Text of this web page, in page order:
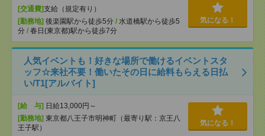
[交通費]支給（規定有り）
[勤務地] 後楽園駅から徒歩5分 / 水道橋駅から徒歩5
分 / 春日(東京都)駅から徒歩7分
気になる！
人気イベントも！好きな場所で働けるイベントスタ
ッフ☆来社不要！働いたその日に給料もらえる日払
い/T1[アルバイト]
[給 与] 日給13,000円～
[勤務地] 東京都八王子市明神町（最寄り駅：京王八
王子駅）
気になる！